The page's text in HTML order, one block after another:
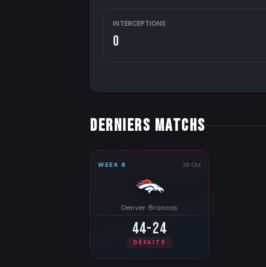
INTERCEPTIONS
0
DERNIERS MATCHS
WEEK 8 26 Oct
Denver Broncos
44-24
DÉFAITE